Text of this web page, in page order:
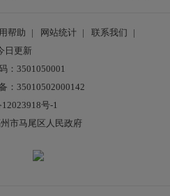
帮助 | 网站统计 | 联系我们
|
日更新
：3501050001
：35010502000142
12023918号-1
市马尾区人民政府